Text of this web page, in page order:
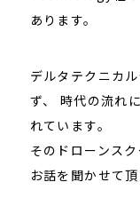
あります。
デルタテクニカ
ず、 時代の流れ
れています。
そのドローンス
お話を聞かせて頂